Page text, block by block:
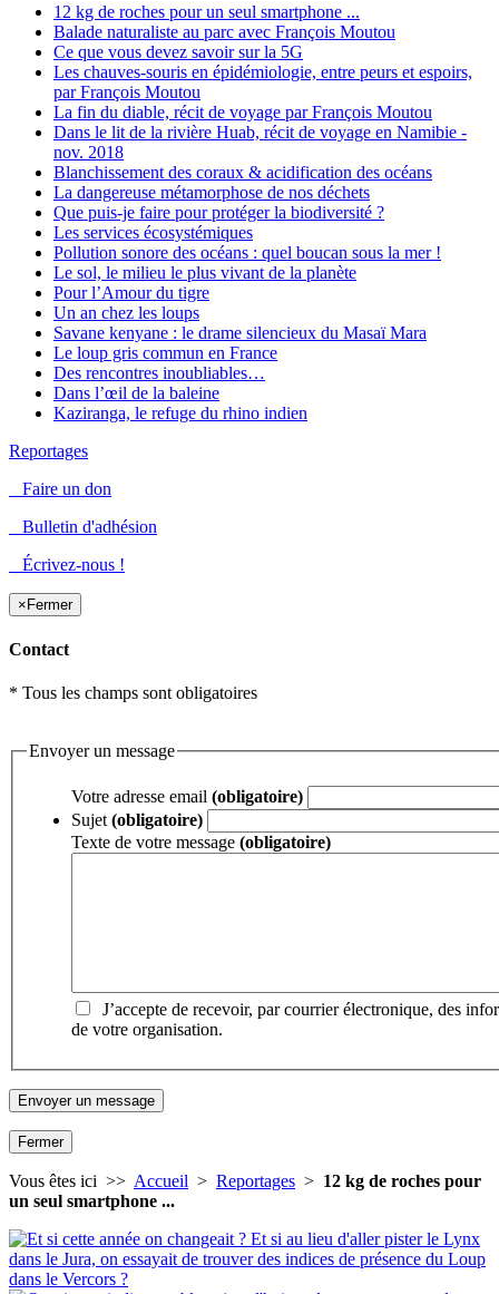
12 kg de roches pour un seul smartphone ...
Balade naturaliste au parc avec François Moutou
Ce que vous devez savoir sur la 5G
Les chauves-souris en épidémiologie, entre peurs et espoirs,
par François Moutou
La fin du diable, récit de voyage par François Moutou
Dans le lit de la rivière Huab, récit de voyage en Namibie -
nov. 2018
Blanchissement des coraux & acidification des océans
La dangereuse métamorphose de nos déchets
Que puis-je faire pour protéger la biodiversité ?
Les services écosystémiques
Pollution sonore des océans : quel boucan sous la mer !
Le sol, le milieu le plus vivant de la planète
Pour l’Amour du tigre
Un an chez les loups
Savane kenyane : le drame silencieux du Masaï Mara
Le loup gris commun en France
Des rencontres inoubliables…
Dans l’œil de la baleine
Kaziranga, le refuge du rhino indien
Reportages
Faire un don
Bulletin d'adhésion
Écrivez-nous !
×Fermer
Contact
* Tous les champs sont obligatoires
Envoyer un message
Votre adresse email (obligatoire)
Sujet (obligatoire)
Texte de votre message (obligatoire)
J’accepte de recevoir, par courrier électronique, des
de votre organisation.
Fermer
Vous êtes ici >> Accueil > Reportages > 12 kg de roches pour
un seul smartphone ...